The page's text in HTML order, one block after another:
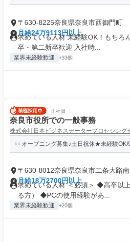
〒630-8225奈良県奈良市西御門町
月給24万9113円以上
求めている人材 未経験OK！もちろ
卒・第二新卒歓迎 入社時...
業界未経験歓迎 +33個
正社員
奈良市役所での一般事務
株式会社日本ビジネスデータープロセシング
オープニング募集♪土日祝休★未経験
〒630-8012奈良県奈良市二条大路南
月給18万2700円以上
求めている人材 ＜必須＞ ◆高卒以
る方） ◆PCの使用経験があ...
業界未経験歓迎 +20個